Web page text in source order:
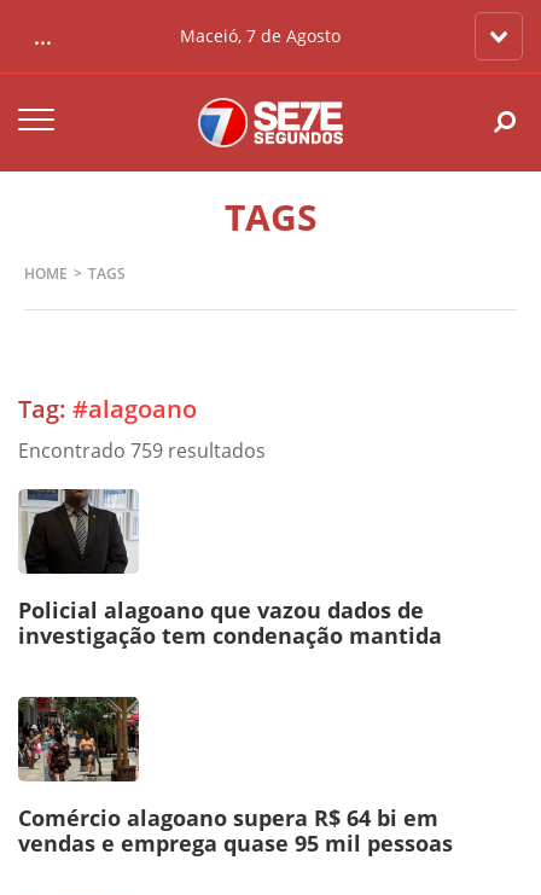
... Maceió, 7 de Agosto
HOME TAGS
TAGS
Tag: #alagoano
Encontrado 759 resultados
Policial alagoano que vazou dados de
investigação tem condenação mantida
Comércio alagoano supera R$ 64 bi em
vendas e emprega quase 95 mil pessoas